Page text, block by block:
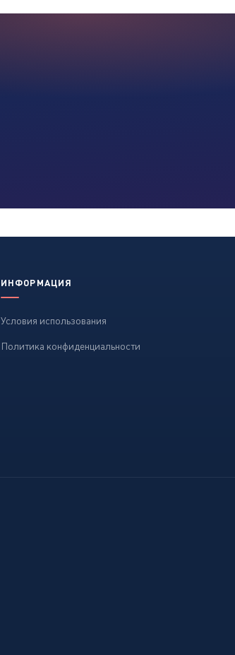
ИНФОРМАЦИЯ
Условия использования
Политика конфиденциальности